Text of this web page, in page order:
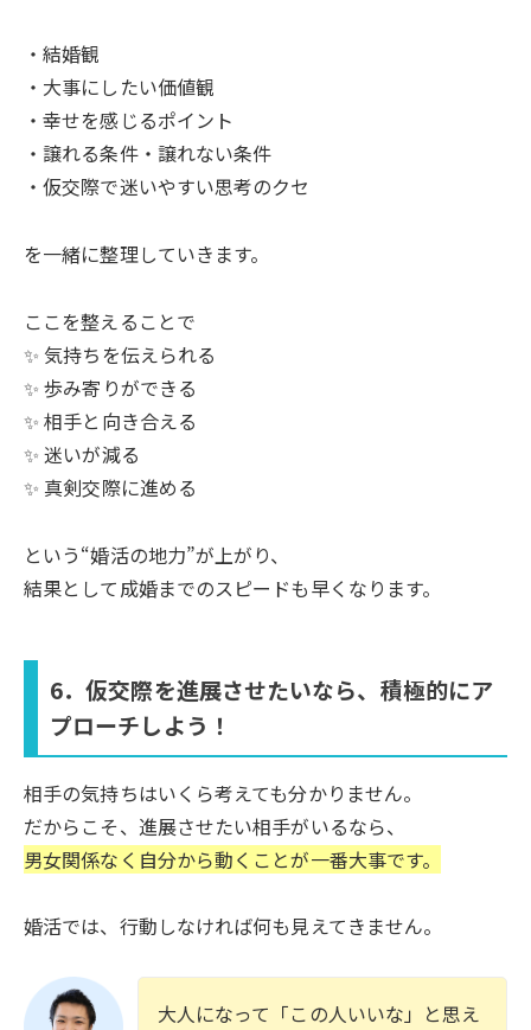
・結婚観
・大事にしたい価値観
・幸せを感じるポイント
・譲れる条件・譲れない条件
・仮交際で迷いやすい思考のクセ
を一緒に整理していきます。
ここを整えることで
✨ 気持ちを伝えられる
✨ 歩み寄りができる
✨ 相手と向き合える
✨ 迷いが減る
✨ 真剣交際に進める
という“婚活の地力”が上がり、
結果として成婚までのスピードも早くなります。
6．仮交際を進展させたいなら、積極的にア
プローチしよう！
相手の気持ちはいくら考えても分かりません。
だからこそ、進展させたい相手がいるなら、
男女関係なく自分から動くことが一番大事です。
婚活では、行動しなければ何も見えてきません。
大人になって「この人いいな」と思え